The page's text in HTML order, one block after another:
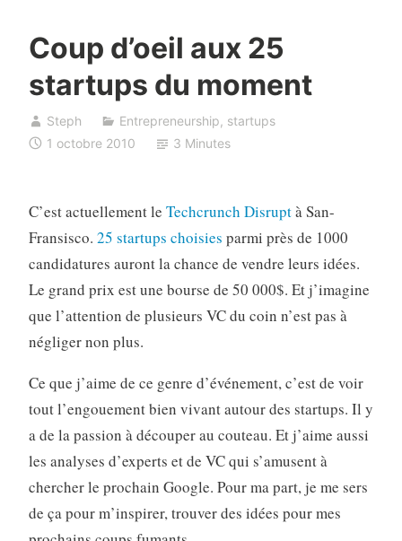
Coup d’oeil aux 25
startups du moment
Steph Entrepreneurship, startups
1 octobre 2010
3 Minutes
C’est actuellement le Techcrunch Disruptà San-
Fransisco. 25 startups choisies parmi près de 1000
candidatures auront la chance de vendre leurs idées.
Le grand prix est une bourse de 50 000$. Et j’imagine
que l’attention de plusieurs VC du coin n’est pas à
négliger non plus.
Ce que j’aime de ce genre d’événement, c’est de voir
tout l’engouement bien vivant autour des startups. Il y
a de la passion à découper au couteau. Et j’aime aussi
les analyses d’experts et de VC qui s’amusent à
chercher le prochain Google. Pour ma part, je me sers
de ça pour m’inspirer, trouver des idées pour mes